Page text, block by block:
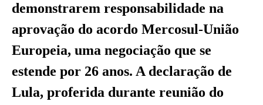
demonstrarem responsabilidade na
aprovação do acordo Mercosul-União
Europeia, uma negociação que se
estende por 26 anos. A declaração de
Lula, proferida durante reunião do